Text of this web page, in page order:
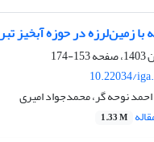
زمین‌لرزه در حوزه آبخیز
153-174
10.22034/
نوحه گر، محمدجواد امیری
1.33 M